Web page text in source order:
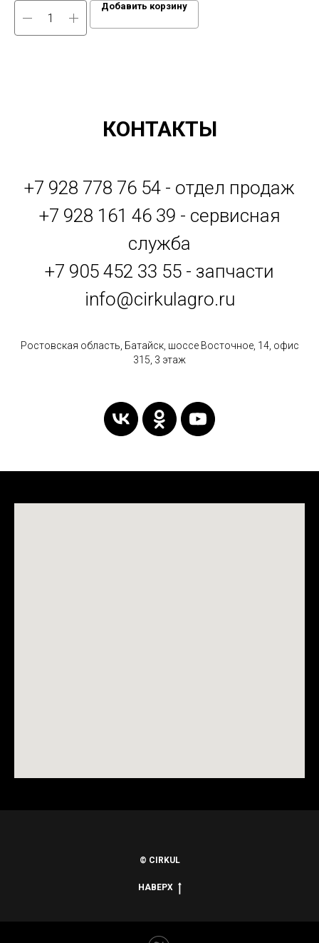
Добавить корзину
КОНТАКТЫ
+7 928 778 76 54 - отдел продаж
+7 928 161 46 39 - сервисная
служба
+7 905 452 33 55 - запчасти
info@cirkulagro.ru
Ростовская область, Батайск, шоссе Восточное, 14, офис
315, 3 этаж
© CIRKUL
НАВЕРХ